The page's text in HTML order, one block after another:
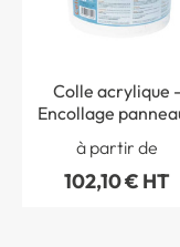
Colle acrylique -
Encollage
de protection de
et portes
à partir de
102,10 € HT